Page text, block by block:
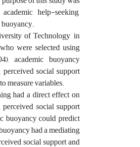
help-seeking,
of Technology, in
were selected using
academic buoyancy
social support
measure variables.
had a direct effect on
social support
buoyancy could predict
had a mediating
social support and